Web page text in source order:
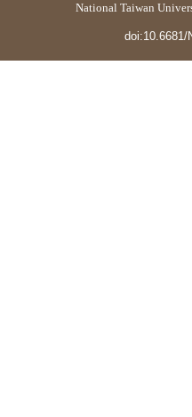
National Taiwan
doi:10.6681/